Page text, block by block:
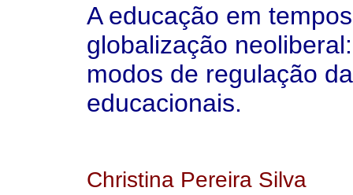
A educação em
globalização
modos de regulação
educacionais.
Christina Pereira Silva